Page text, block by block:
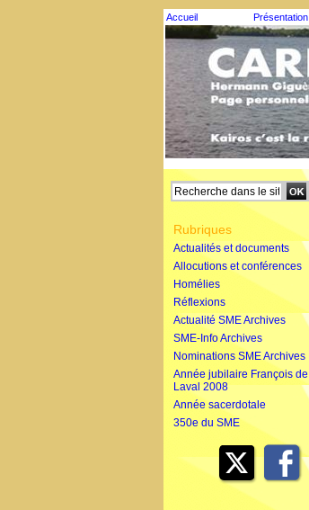
Accueil Présentation
Rubriques
Actualités et documents
Allocutions et conférences
Homélies
Réflexions
Actualité SME Archives
SME-Info Archives
Nominations SME Archives
Année jubilaire François de
Laval 2008
Année sacerdotale
350e du SME